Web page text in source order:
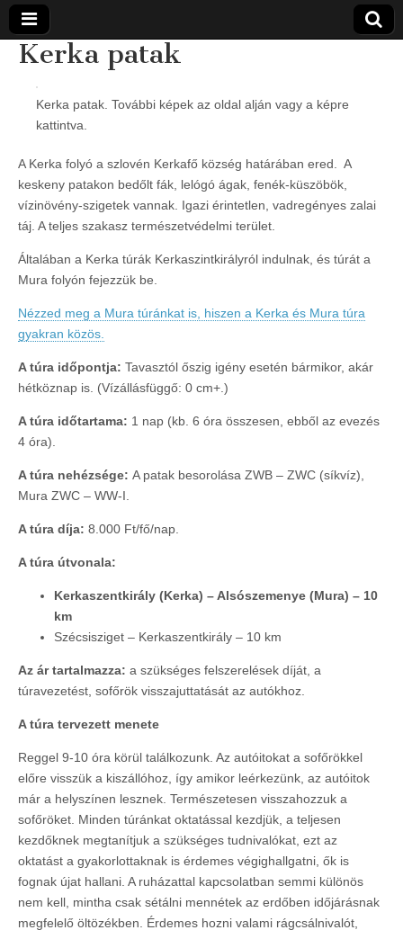
Vidra
Vízitúra
szervezés,
vadvíz,
kajakoktatás,
kajak-kenu
vidraságok…
Kerka patak
Kerka patak. További képek az oldal alján vagy a képre
kattintva.
A Kerka folyó a szlovén Kerkafő község határában ered. A
keskeny patakon bedőlt fák, lelógó ágak, fenék-küszöbök,
vízinövény-szigetek vannak. Igazi érintetlen, vadregényes zalai
táj. A teljes szakasz természetvédelmi terület.
Általában a Kerka túrák Kerkaszintkirályról indulnak, és túrát a
Mura folyón fejezzük be.
Nézzed meg a Mura túránkat is, hiszen a Kerka és Mura túra
gyakran közös.
A túra időpontja: Tavasztól őszig igény esetén bármikor, akár
hétköznap is. (Vízállásfüggő: 0 cm+.)
A túra időtartama: 1 nap (kb. 6 óra összesen, ebből az evezés
4 óra).
A túra nehézsége: A patak besorolása ZWB – ZWC (síkvíz),
Mura ZWC – WW-I.
A túra díja: 8.000 Ft/fő/nap.
A túra útvonala:
Kerkaszentkirály (Kerka) – Alsószemenye (Mura) – 10
km
Szécsisziget – Kerkaszentkirály – 10 km
Az ár tartalmazza: a szükséges felszerelések díját, a
túravezetést, sofőrök visszajuttatását az autókhoz.
A túra tervezett menete
Reggel 9-10 óra körül találkozunk. Az autóitokat a sofőrökkel
előre visszük a kiszállóhoz, így amikor leérkezünk, az autóitok
már a helyszínen lesznek. Természetesen visszahozzuk a
sofőröket. Minden túránkat oktatással kezdjük, a teljesen
kezdőknek megtanítjuk a szükséges tudnivalókat, ezt az
oktatást a gyakorlottaknak is érdemes végighallgatni, ők is
fognak újat hallani. A ruházattal kapcsolatban semmi különös
nem kell, mintha csak sétálni mennétek az erdőben időjárásnak
megfelelő öltözékben. Érdemes hozni valami rágcsálnivalót,